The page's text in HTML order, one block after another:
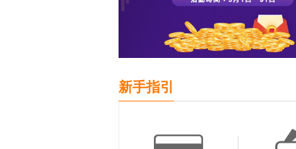
新手指引